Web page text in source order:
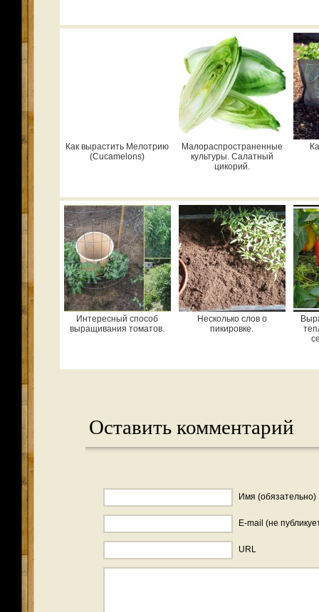
Как вырастить Мелотрию
(Cucamelons)
Малораспространенные
культуры. Салатный
цикорий.
Интересный способ
выращивания томатов.
Несколько слов о
пикировке.
Оставить комментарий
Имя (обязательно)
E-mail (не
URL